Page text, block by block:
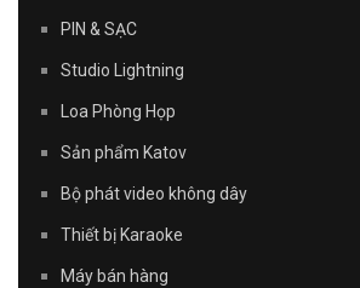
PIN & SẠC
Studio Lightning
Loa Phòng Họp
Sản phẩm Katov
Bộ phát video không dây
Thiết bị Karaoke
Máy bán hàng